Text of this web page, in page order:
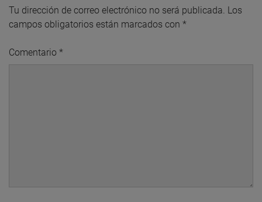
Tu dirección de correo electrónico no será publicada. Los
campos obligatorios están marcados con *
Comentario *